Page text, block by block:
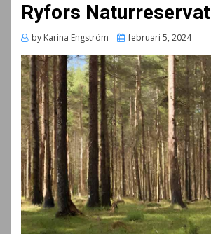
Ryfors Naturreservat
by Karina Engström
Posted
februari 5, 2024